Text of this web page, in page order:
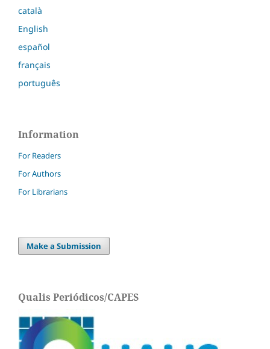
català
English
español
français
português
Information
For Readers
For Authors
For Librarians
Make a Submission
Qualis Periódicos/CAPES